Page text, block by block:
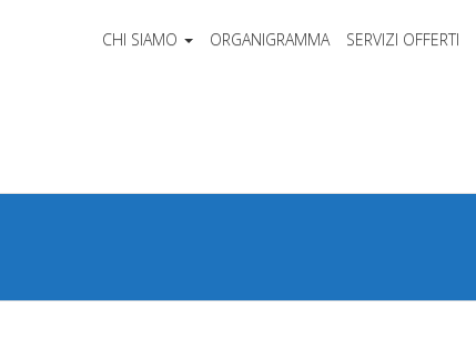
CHI SIAMO ORGANIGRAMMA SERVIZI OFFERTI